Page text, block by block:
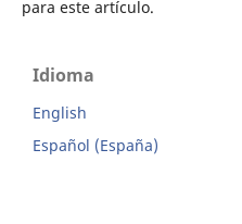
para este artículo.
Idioma
English
Español (España)